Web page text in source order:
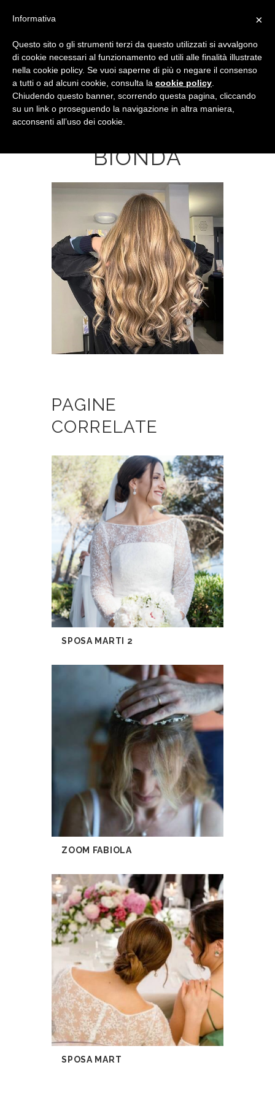
CASCATA
BIONDA
PAGINE
CORRELATE
SPOSA MARTI 2
ZOOM FABIOLA
SPOSA MART
×
Informativa
Questo sito o gli strumenti terzi da questo utilizzati si avvalgono
di cookie necessari al funzionamento ed utili alle finalità illustrate
nella cookie policy. Se vuoi saperne di più o negare il consenso
a tutti o ad alcuni cookie, consulta la cookie policy
Chiudendo questo banner, scorrendo questa pagina, cliccando
su un link o proseguendo la navigazione in altra maniera,
acconsenti all’uso dei cookie.